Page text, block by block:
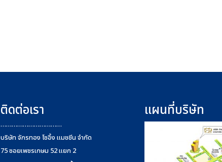
ติดต่อเรา
……………………………
บริษัท จักรทอง โซอิ้ง แมชชีน จำกัด
75 ซอยเพชรเกษม 52 แยก 2
แผนที่บริษัท